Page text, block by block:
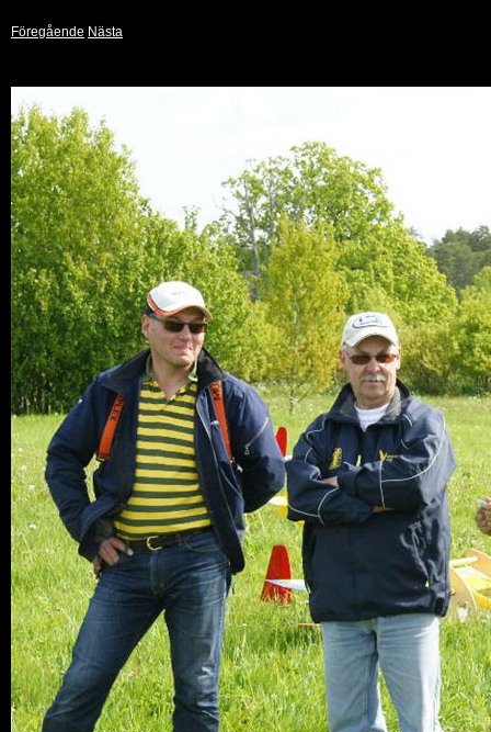
Föregående Nästa